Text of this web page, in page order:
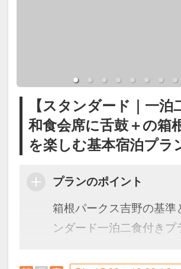
●ご同伴のお子様(小学生)
就学児～3歳)･乳児(2-0歳
しゃる場合、ご年齢を教
い｡2-0歳添寝の方無料に
めず備考欄に年齢と人数(
名)をお願いします
展望露天風呂では箱根の
ながら、ご滞在中何度で
楽しみいただけます。
部屋でも同成分の温泉を
です。
立。4泊目は初日と同じ
ます。
※仕入れ状況により内
場合がございます。
す。
【スタンダード｜一泊
和食会席に舌鼓＋の箱
を楽しむ基本宿泊プラ
プランのポイント
箱根パークス吉野の基準
ンダード一泊二食付きプ